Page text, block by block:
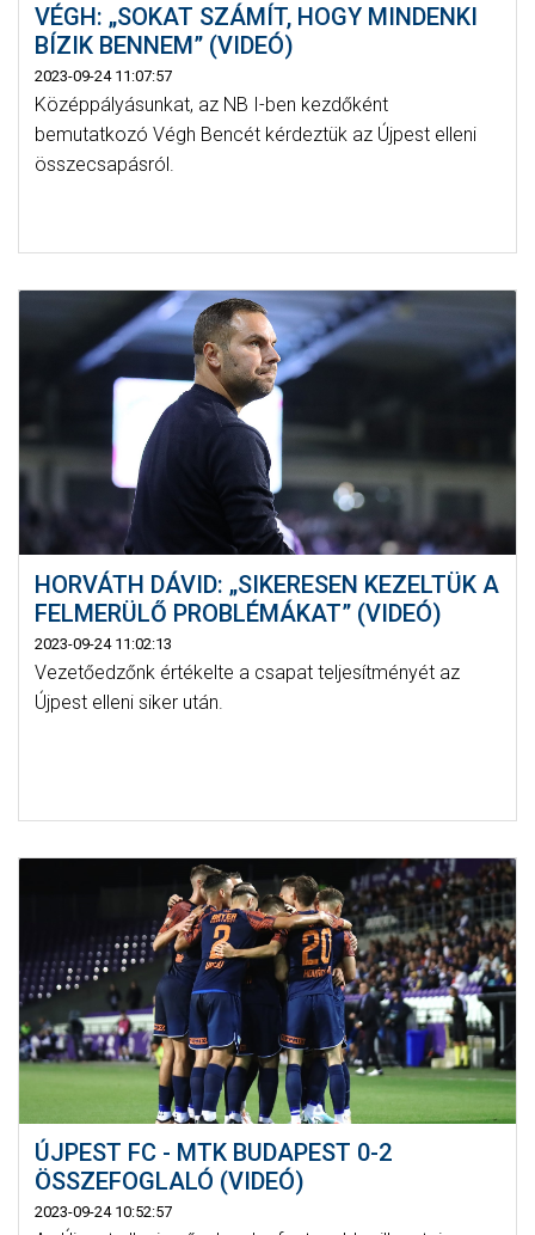
VÉGH: „SOKAT SZÁMÍT, HOGY MINDENKI
BÍZIK BENNEM” (VIDEÓ)
2023-09-24 11:07:57
Középpályásunkat, az NB I-ben kezdőként
bemutatkozó Végh Bencét kérdeztük az Újpest elleni
összecsapásról.
HORVÁTH DÁVID: „SIKERESEN KEZELTÜK A
FELMERÜLŐ PROBLÉMÁKAT” (VIDEÓ)
2023-09-24 11:02:13
Vezetőedzőnk értékelte a csapat teljesítményét az
Újpest elleni siker után.
ÚJPEST FC - MTK BUDAPEST 0-2
ÖSSZEFOGLALÓ (VIDEÓ)
2023-09-24 10:52:57